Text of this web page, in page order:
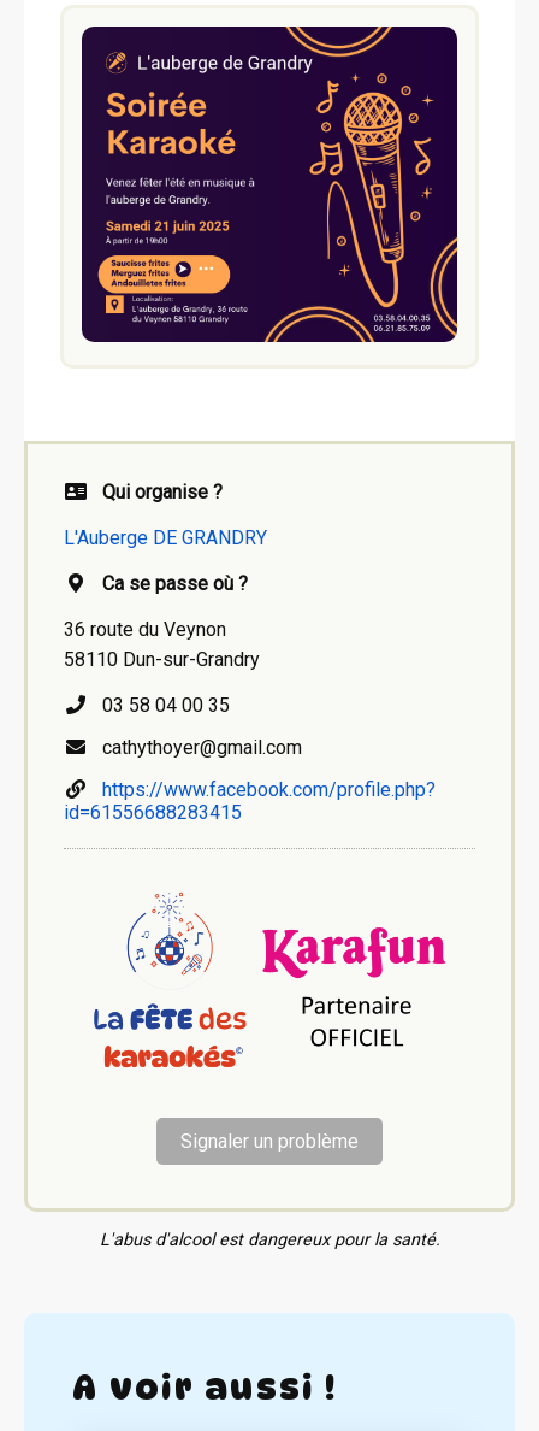
Qui organise ?
L'Auberge DE GRANDRY
Ca se passe où ?
36 route du Veynon
58110 Dun-sur-Grandry
03 58 04 00 35
cathythoyer@gmail.com
https://www.facebook.com/profile.php?
id=61556688283415
Signaler un problème
L'abus d'alcool est dangereux pour la santé.
A voir aussi !